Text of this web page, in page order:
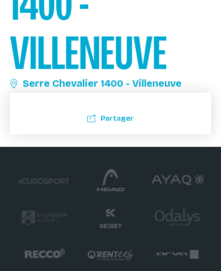
VILLENEUVE
Serre Chevalier 1400 - Villeneuve
Partager